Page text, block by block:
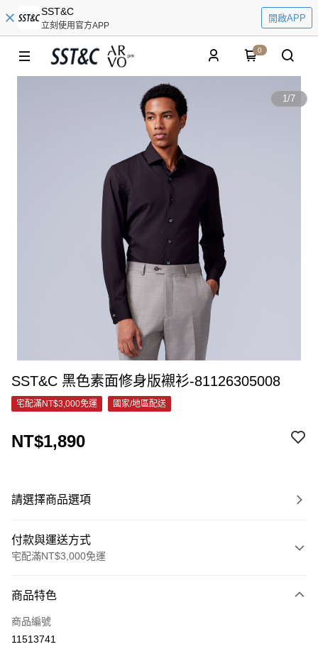
SST&C
立刻使用官方APP
開啟APP
0
1/7
SST&C 黑色素面修身版襯衫-81126305008
宅配滿NT$3,000免運 國家/地區配送
NT$1,890
請選擇商品選項
付款與運送方式
宅配滿NT$3,000免運
信用卡一次付款
信用卡分期付款
商品特色
商品編號
11513741